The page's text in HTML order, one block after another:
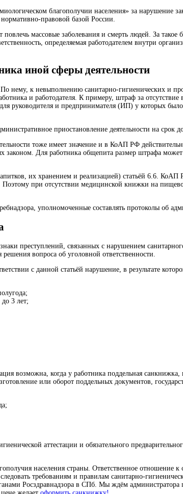
благополучии населения» за нарушение
правовой базой России.
массовые заболевания и смерть людей. За такое
определяемая работодателем внутри
иной сферы деятельности
нему, к невыполнению санитарно-гигиенических и
и работодателя. К примеру, штраф за
руководителя и предпринимателя (ИП) у которых
приостановление деятельности на срок
тоже имеет значение и в КоАП РФ
законом. Для работника общепита размер штрафа
их хранением и реализацией) статьёй 6.6.
при отсутствии медицинской книжки на
уполномоченные составлять протоколы об
преступлений, связанных с нарушением санитарного
вопроса об уголовной ответственности.
с данной статьёй нарушение, в результате
3 лет;
возможна, когда у работника поддельная
или оборот поддельных документов,
аттестации и обязательного
населения страны. Ответственное отношение
требованиям и правилам санитарно-
Росздравнадзора в СПб. Мы ждём администратора